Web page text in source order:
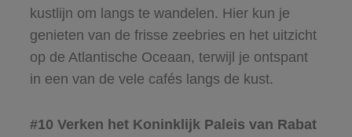
kustlijn om langs te wandelen. Hier kun je
genieten van de frisse zeebries en het uitzicht
op de Atlantische Oceaan, terwijl je ontspant
in een van de vele cafés langs de kust.
#10 Verken het Koninklijk Paleis van Rabat